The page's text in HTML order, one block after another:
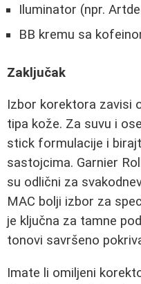
Iluminator (npr.
BB kremu sa
Zaključak
Izbor korektora zavisi
tipa kože. Za suvu i
stick formulacije i
sastojcima. Garnier
su odlični za
MAC bolji izbor za
je ključna za tamne
tonovi savršeno
Imate li omiljeni